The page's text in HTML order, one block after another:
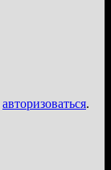
авторизоваться.